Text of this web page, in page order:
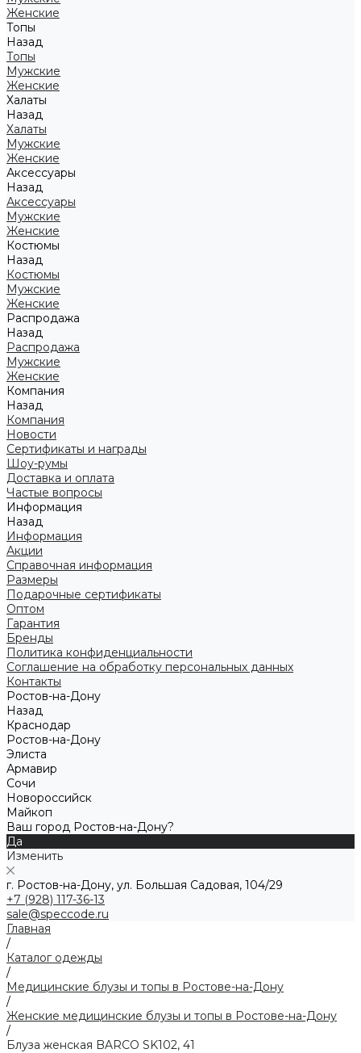
Женские
Топы
Назад
Топы
Мужские
Женские
Халаты
Назад
Халаты
Мужские
Женские
Аксессуары
Назад
Аксессуары
Мужские
Женские
Костюмы
Назад
Костюмы
Мужские
Женские
Распродажа
Назад
Распродажа
Мужские
Женские
Компания
Назад
Компания
Новости
Сертификаты и награды
Шоу-румы
Доставка и оплата
Частые вопросы
Информация
Назад
Информация
Акции
Справочная информация
Размеры
Подарочные сертификаты
Оптом
Гарантия
Бренды
Политика конфиденциальности
Соглашение на обработку персональных данных
Контакты
Ростов-на-Дону
Назад
Краснодар
Ростов-на-Дону
Элиста
Армавир
Сочи
Новороссийск
Майкоп
Ваш город Ростов-на-Дону?
Да
Изменить
г. Ростов-на-Дону, ул. Большая Садовая, 104/29
+7 (928) 117-36-13
sale@speccode.ru
Главная
/
Каталог одежды
/
Медицинские блузы и топы в Ростове-на-Дону
/
Женские медицинские блузы и топы в Ростове-на-Дону
/
Блуза женская BARCO SK102, 41